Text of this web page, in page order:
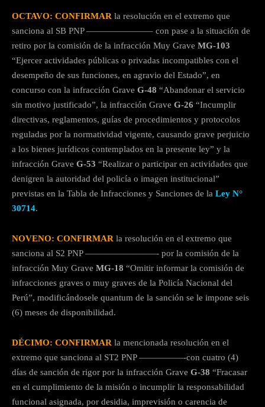
OCTAVO: CONFIRMAR la resolución en el extremo que
sanciona al SB PNP ———————– con pase a la situación de
retiro por la comisión de la infracción Muy Grave MG-103
“Ejercer actividades públicas o privadas incompatibles con el
desempeño de sus funciones, en agravio del Estado”, en
concurso con la infracción Grave G-48 “Abandonar el servicio
sin motivo justificado”, la infracción Grave G-26 “Incumplir
directivas, reglamentos, guías de procedimientos y protocolos
reguladas por la normatividad vigente, causando grave perjuicio
a los bienes jurídicos contemplados en la presente ley” y la
infracción Grave G-53 “Realizar o participar en actividades que
denigren la autoridad del policía o imagen institucional”
previstas en la Tabla de Infracciones y Sanciones de la Ley N°
30714.
NOVENO: CONFIRMAR la resolución en el extremo que
sanciona al S2 PNP ————————- por la comisión de la
infracción Muy Grave MG-18 “Omitir informar la comisión de
infracciones graves o muy graves de la Policía Nacional del
Perú”, modificándosele quantum de la sanción se le impone seis
(6) meses de disponibilidad.
DÉCIMO: CONFIRMAR la mencionada resolución en el
extremo que sanciona al ST2 PNP —————-con cuatro (4)
días de sanción de rigor por la infracción Grave G-38 “Fracasar
en el cumplimiento de la misión o incumplir la responsabilidad
funcional asignada, por desidia, imprevisión o carencia de